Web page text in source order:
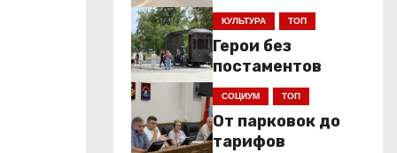
низкопольники
КУЛЬТУРА ТОП
Герои без
постаментов
СОЦИУМ ТОП
От парковок до
тарифов